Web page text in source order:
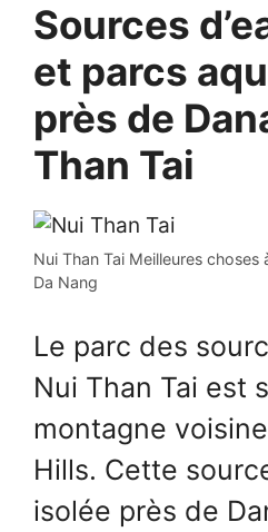
Sources
et parcs
près de
Than Tai
Nui Than Tai Meilleures choses
Da Nang
Le parc des
Nui Than Tai est
montagne
Hills. Cette
isolée près de